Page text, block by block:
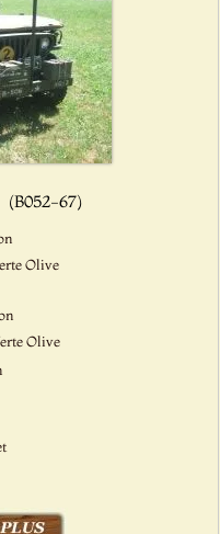
(B052-67)
Olive
Olive